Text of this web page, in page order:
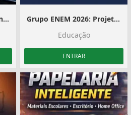
Compartilhe conhecimentos
Grupo ENEM 2026: Projeto Aprovação
Educação
ENTRAR